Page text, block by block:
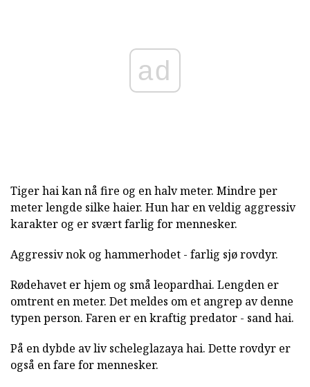
ad
Tiger hai kan nå fire og en halv meter. Mindre per
meter lengde silke haier. Hun har en veldig aggressiv
karakter og er svært farlig for mennesker.
Aggressiv nok og hammerhodet - farlig sjø rovdyr.
Rødehavet er hjem og små leopardhai. Lengden er
omtrent en meter. Det meldes om et angrep av denne
typen person. Faren er en kraftig predator - sand hai.
På en dybde av liv scheleglazaya hai. Dette rovdyr er
også en fare for mennesker.